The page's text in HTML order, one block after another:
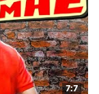
7:7